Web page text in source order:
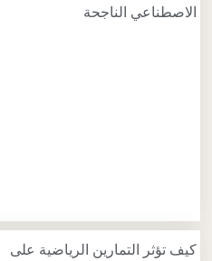
الاصطناعي الناجحة
كيف تؤثر التمارين الرياضية على